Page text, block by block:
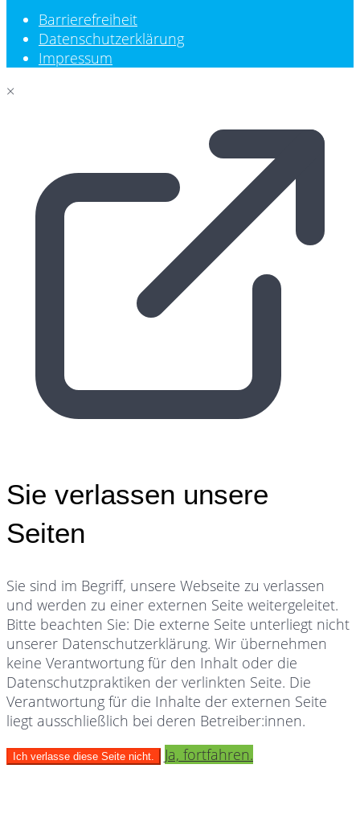
Barrierefreiheit
Datenschutzerklärung
Impressum
×
Sie verlassen unsere
Seiten
Sie sind im Begriff, unsere Webseite zu verlassen
und werden zu einer externen Seite weitergeleitet.
Bitte beachten Sie: Die externe Seite unterliegt nicht
unserer Datenschutzerklärung. Wir übernehmen
keine Verantwortung für den Inhalt oder die
Datenschutzpraktiken der verlinkten Seite. Die
Verantwortung für die Inhalte der externen Seite
liegt ausschließlich bei deren Betreiber:innen.
Ich verlasse diese Seite nicht. Ja, fortfahren.